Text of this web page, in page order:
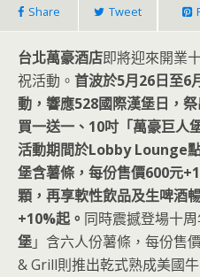
Share Tweet
台北萬豪酒店即將迎來開業
祝活動。 首波於5月26日至6
動，響應528國際漢堡日，
買一送一、10吋「萬豪巨人
活動期間於Lobby Lounge
堡含薯條，每份售價600元
顆，再享軟性飲品及生啤酒
+10%起。 同時震撼登場十
堡」含六人份薯條，每份售
& Grill則推出乾式熟成美國